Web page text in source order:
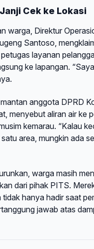
Cek ke Lokasi
warga, Direktur
Santoso,
layanan
ke lapangan.
anggota DPRD
menyebut aliran air ke
kemarau. “Kalau
area, mungkin ada
warga masih
dari pihak PITS.
hanya hadir saat
jawab atas